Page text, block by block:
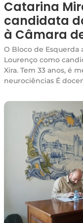
Catarina
candidata
à Câmara
O Bloco de Esquerda
Lourenço como
Xira. Tem 33 anos, é
neurociências É